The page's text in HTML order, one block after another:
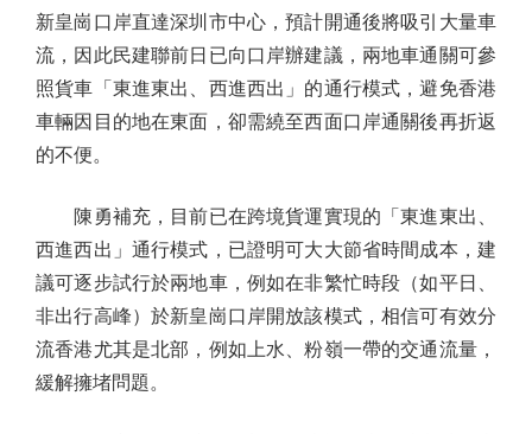
新皇崗口岸直達深圳市中心，預計開通後將吸引大量車
流，因此民建聯前日已向口岸辦建議，兩地車通關可參
照貨車「東進東出、西進西出」的通行模式，避免香港
車輛因目的地在東面，卻需繞至西面口岸通關後再折返
的不便。
陳勇補充，目前已在跨境貨運實現的「東進東出、
西進西出」通行模式，已證明可大大節省時間成本，建
議可逐步試行於兩地車，例如在非繁忙時段（如平日、
非出行高峰）於新皇崗口岸開放該模式，相信可有效分
流香港尤其是北部，例如上水、粉嶺一帶的交通流量，
緩解擁堵問題。